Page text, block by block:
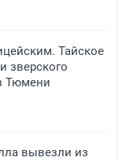
Тайское
зверского
Тюмени
вывезли из